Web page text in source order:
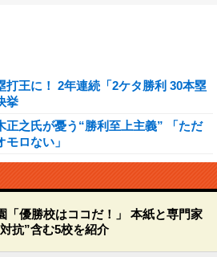
打王に！ 2年連続「2ケタ勝利 30本塁
挙
正之氏が憂う“勝利至上主義” 「ただ
ロない」
「優勝校はココだ！」 本紙と専門家
抗”含む5校を紹介